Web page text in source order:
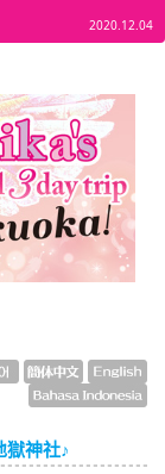
2020.12.04
神社♪